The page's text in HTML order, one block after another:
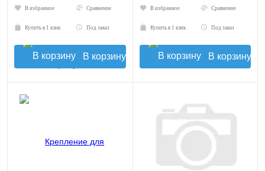
В избранное Сравнение
Купить в 1 клик Под заказ
В корзину
В избранное Сравнение
Купить в 1 клик Под заказ
В корзину